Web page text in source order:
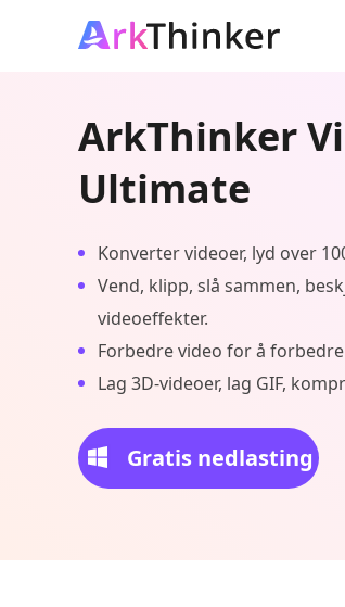
ArkThinker
Ultimate
Konverter videoer, lyd over
Vend, klipp, slå sammen,
videoeffekter.
Forbedre video for å
Lag 3D-videoer, lag GIF,
Gratis nedlasting